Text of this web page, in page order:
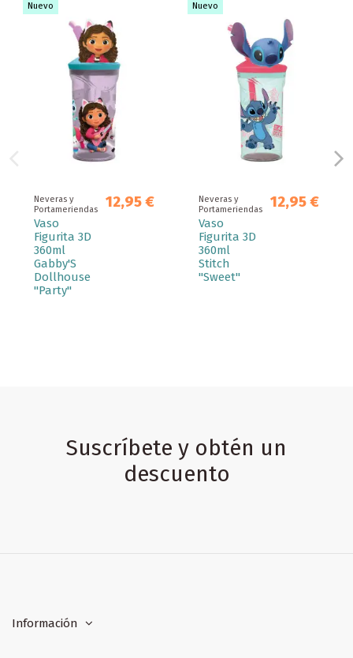
Nuevo
Neveras y
Portameriendas
Vaso
Figurita 3D
360ml
Gabby'S
Dollhouse
"Party"
12,95 €
Nuevo
Neveras y
Portameriendas
Vaso
Figurita 3D
360ml
Stitch
"Sweet"
12,95 €
Suscríbete y obtén un
descuento
Información